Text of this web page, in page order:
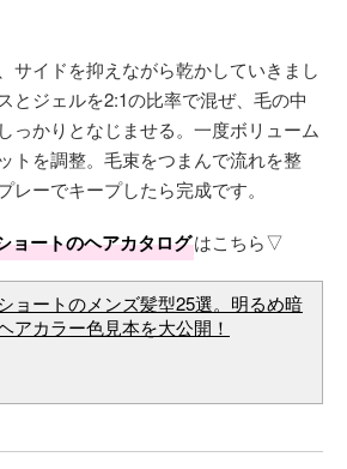
サイドを抑えながら乾かしていきまし
とジェルを2:1の比率で混ぜ、毛の中
っかりとなじませる。一度ボリューム
トを調整。毛束をつまんで流れを整
レーでキープしたら完成です。
ョートのヘアカタログはこちら▽
ョートのメンズ髪型25選。明るめ暗
アカラー色見本を大公開！